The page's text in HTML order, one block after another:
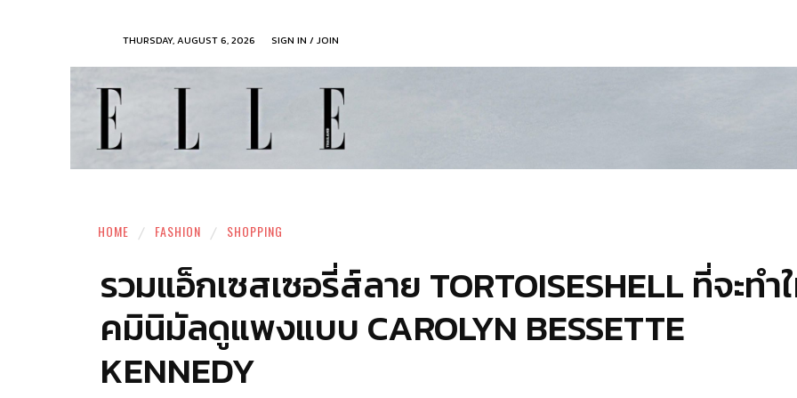
THURSDAY, AUGUST 6, 2026 SIGN IN / JOIN
HOME FASHION SHOPPING
รวมแอ็กเซสเซอรี่ส์ลาย TORTOISESHELL ที่จะทำ
คมินิมัลดูแพงแบบ CAROLYN BESSETTE
KENNEDY